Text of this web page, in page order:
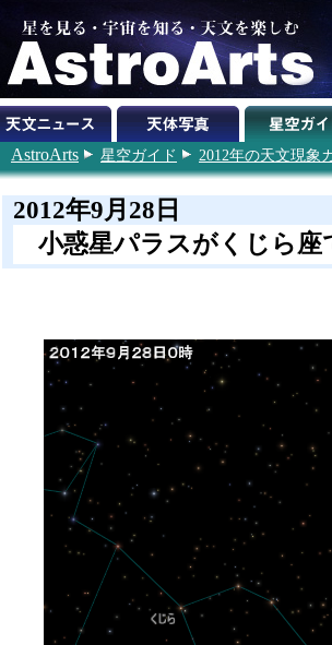
AstroArts 星空ガイド 2012年の天文現象
2012年9月28日
小惑星パラスがくじら座